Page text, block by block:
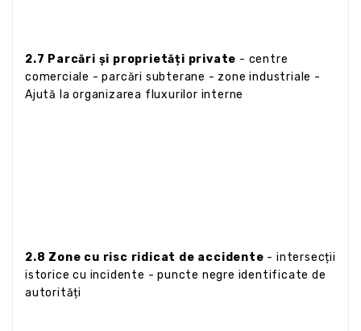
2.7 Parcări și proprietăți private - centre
comerciale - parcări subterane - zone industriale -
Ajută la organizarea fluxurilor interne
2.8 Zone cu risc ridicat de accidente - intersecții
istorice cu incidente - puncte negre identificate de
autorități